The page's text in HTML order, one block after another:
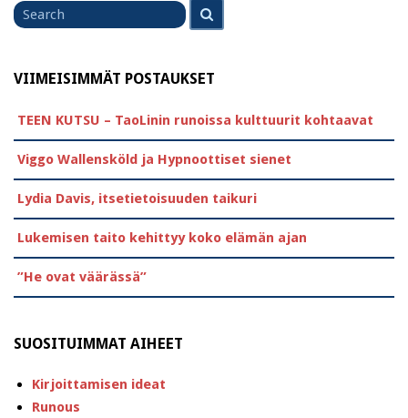
for
VIIMEISIMMÄT POSTAUKSET
TEEN KUTSU – TaoLinin runoissa kulttuurit kohtaavat
Viggo Wallensköld ja Hypnoottiset sienet
Lydia Davis, itsetietoisuuden taikuri
Lukemisen taito kehittyy koko elämän ajan
”He ovat väärässä”
SUOSITUIMMAT AIHEET
Kirjoittamisen ideat
Runous